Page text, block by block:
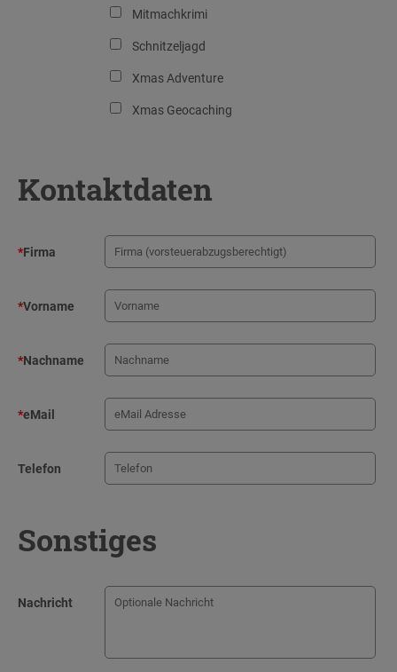
Mitmachkrimi
Schnitzeljagd
Xmas Adventure
Xmas Geocaching
Kontaktdaten
*Firma
*Vorname
*Nachname
*eMail
Telefon
Sonstiges
Nachricht